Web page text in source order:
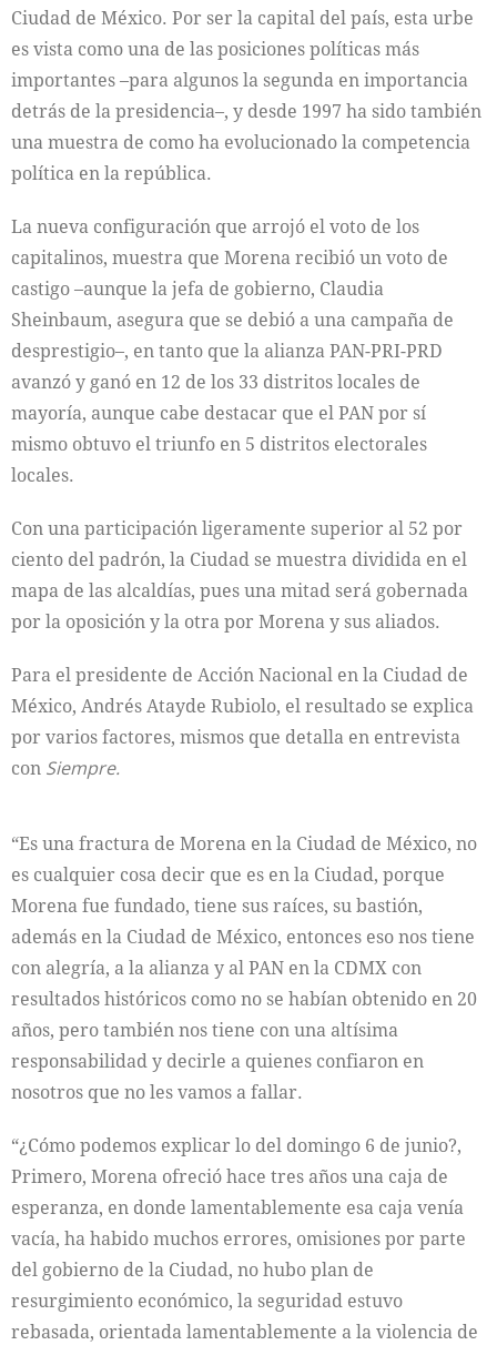
Ciudad de México. Por ser la capital del país, esta urbe
es vista como una de las posiciones políticas más
importantes –para algunos la segunda en importancia
detrás de la presidencia–, y desde 1997 ha sido también
una muestra de como ha evolucionado la competencia
política en la república.
La nueva configuración que arrojó el voto de los
capitalinos, muestra que Morena recibió un voto de
castigo –aunque la jefa de gobierno, Claudia
Sheinbaum, asegura que se debió a una campaña de
desprestigio–, en tanto que la alianza PAN-PRI-PRD
avanzó y ganó en 12 de los 33 distritos locales de
mayoría, aunque cabe destacar que el PAN por sí
mismo obtuvo el triunfo en 5 distritos electorales
locales.
Con una participación ligeramente superior al 52 por
ciento del padrón, la Ciudad se muestra dividida en el
mapa de las alcaldías, pues una mitad será gobernada
por la oposición y la otra por Morena y sus aliados.
Para el presidente de Acción Nacional en la Ciudad de
México, Andrés Atayde Rubiolo, el resultado se explica
por varios factores, mismos que detalla en entrevista
con Siempre.
“Es una fractura de Morena en la Ciudad de México, no
es cualquier cosa decir que es en la Ciudad, porque
Morena fue fundado, tiene sus raíces, su bastión,
además en la Ciudad de México, entonces eso nos tiene
con alegría, a la alianza y al PAN en la CDMX con
resultados históricos como no se habían obtenido en 20
años, pero también nos tiene con una altísima
responsabilidad y decirle a quienes confiaron en
nosotros que no les vamos a fallar.
“¿Cómo podemos explicar lo del domingo 6 de junio?,
Primero, Morena ofreció hace tres años una caja de
esperanza, en donde lamentablemente esa caja venía
vacía, ha habido muchos errores, omisiones por parte
del gobierno de la Ciudad, no hubo plan de
resurgimiento económico, la seguridad estuvo
rebasada, orientada lamentablemente a la violencia de